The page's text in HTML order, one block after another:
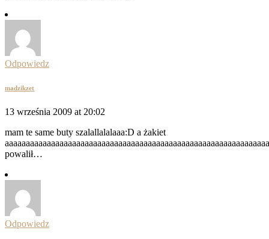
Odpowiedz
madzikzet
13 września 2009 at 20:02
mam te same buty szalallalalaaa:D a żakiet
powalił…
Odpowiedz